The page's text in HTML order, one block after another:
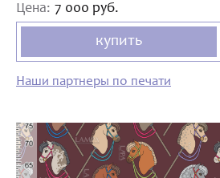
Цена: 7 000 руб.
купить
Наши партнеры по печати